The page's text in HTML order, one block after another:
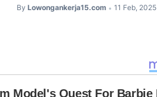
By Lowongankerja15.com • 11 Feb, 2025